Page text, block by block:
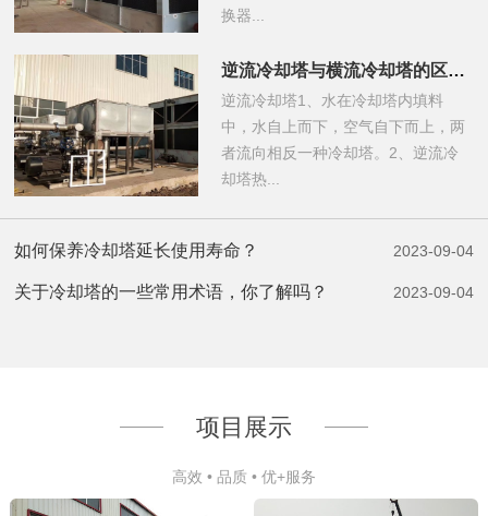
换器...
逆流冷却塔与横流冷却塔的区别你知道吗？
逆流冷却塔1、水在冷却塔内填料
中，水自上而下，空气自下而上，两
者流向相反一种冷却塔。2、逆流冷
却塔热...
如何保养冷却塔延长使用寿命？ 2023-09-04
关于冷却塔的一些常用术语，你了解吗？ 2023-09-04
项目展示
高效 • 品质 • 优+服务